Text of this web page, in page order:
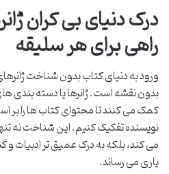
درک دنیای بی کران
راهی برای هر سلیقه
ورود به دنیای کتاب بدون شناخت
بدون نقشه است. ژانرها یا دسته بندی
کمک می کنند تا محتوای کتاب ها را
نویسنده تفکیک کنیم. این شناخت نه
می کند، بلکه به درک عمیق تر ادبیات
یاری می رساند.